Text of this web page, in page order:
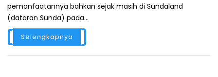
pemanfaatannya bahkan sejak masih di Sundaland
(dataran Sunda) pada...
Selengkapnya